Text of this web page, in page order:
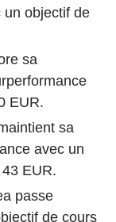
un objectif de
sa
EUR.
sa
avec un
EUR.
passe
de cours